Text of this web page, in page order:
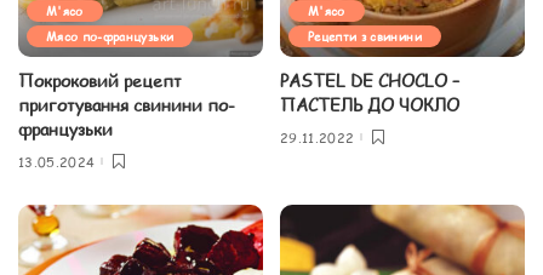
М'ясо
Мясо по-французьки
Покроковий рецепт
приготування свинини по-
французьки
13.05.2024
М'ясо
Рецепти з свинини
PASTEL DE CHOCLO –
ПАСТЕЛЬ ДО ЧОКЛО
29.11.2022